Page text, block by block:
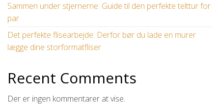
Sammen under stjernerne: Guide til den perfekte telttur for
par
Det perfekte flisearbejde: Derfor bør du lade en murer
lægge dine storformatfliser
Recent Comments
Der er ingen kommentarer at vise.